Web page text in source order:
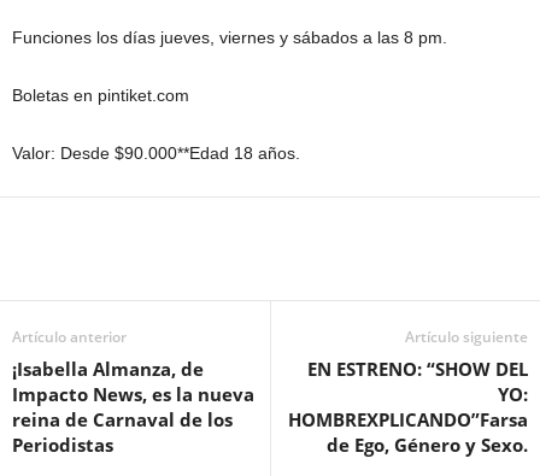
Funciones los días jueves, viernes y sábados a las 8 pm.
Boletas en pintiket.com
Valor: Desde $90.000**Edad 18 años.
Artículo anterior
¡Isabella Almanza, de
Impacto News, es la nueva
reina de Carnaval de los
Periodistas
Artículo siguiente
EN ESTRENO: “SHOW DEL
YO:
HOMBREXPLICANDO”Farsa
de Ego, Género y Sexo.